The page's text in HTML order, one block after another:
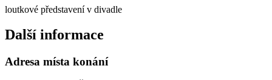
loutkové představení v divadle
Další informace
Adresa místa konání